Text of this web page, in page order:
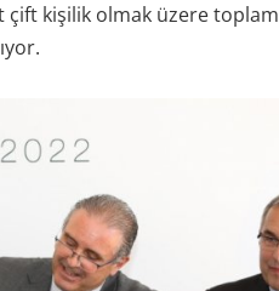
çift kişilik olmak üzere toplam